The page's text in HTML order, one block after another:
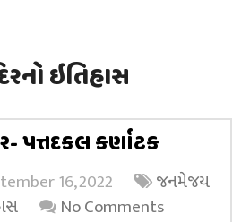
ઇતિહાસ
પત્તદકલ કર્ણાટક
16, 2022
જનમેજય
No Comments